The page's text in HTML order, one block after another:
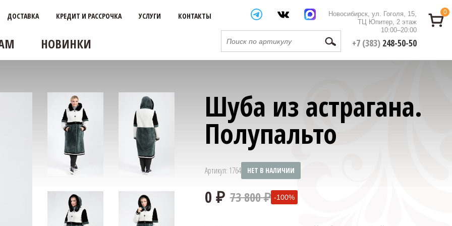
Новосибирск, ул. Гоголя, 15,
ТЦ Юпитер, 2 этаж
10:00–20:00
+7 (383) 248-50-50
ДОСТАВКА КРЕДИТ И РАССРОЧКА УСЛУГИ КОНТАКТЫ
НОВИНКИ
0
Шуба из астрагана.
Полупальто
Артикул: 1764 НЕТ В НАЛИЧИИ
73 800 ₽ -100%